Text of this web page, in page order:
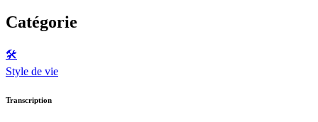
Catégorie
🛠️
Style de vie
Transcription